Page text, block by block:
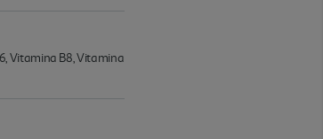
Vitamina B8, Vitamina